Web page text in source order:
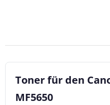
Toner für den
MF5650